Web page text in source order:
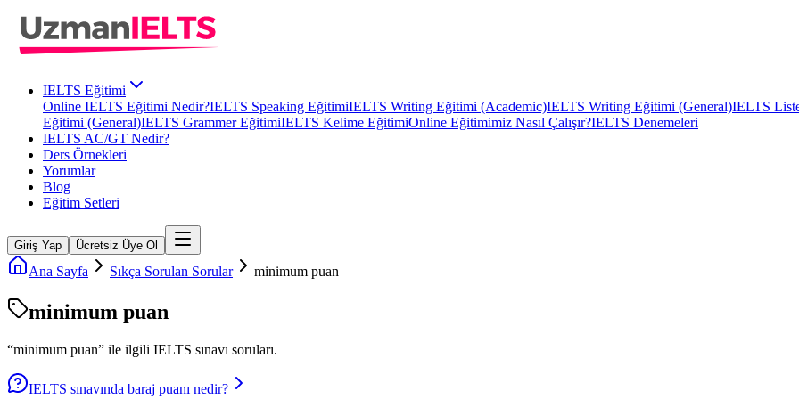
IELTS Eğitimi
Online IELTS Eğitimi Nedir?IELTS Speaking EğitimiIELTS Writing Eğitimi (Academic)IELTS Writing Eğitimi (General)IELTS
Eğitimi (General)IELTS Grammer EğitimiIELTS Kelime EğitimiOnline Eğitimimiz Nasıl Çalışır?IELTS Denemeleri
IELTS AC/GT Nedir?
Ders Örnekleri
Yorumlar
Blog
Eğitim Setleri
Giriş Yap Ücretsiz Üye Ol
Ana Sayfa Sıkça Sorulan Sorular minimum puan
minimum puan
“minimum puan” ile ilgili IELTS sınavı soruları.
IELTS sınavında baraj puanı nedir?